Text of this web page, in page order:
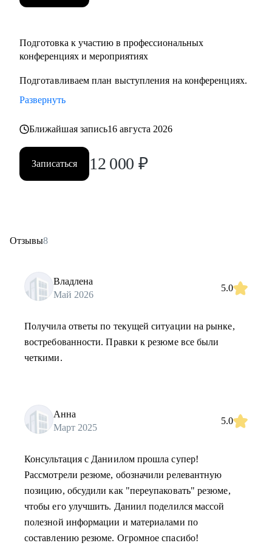
Подготовка к участию в профессиональных
конференциях и мероприятиях
Подготавливаем план выступления на конференциях.
Развернуть
Ближайшая запись16 августа 2026
Записаться 12 000 ₽
Отзывы8
Владлена
Май 2026
5.0
Получила ответы по текущей ситуации на рынке,
востребованности. Правки к резюме все были
четкими.
Анна
Март 2025
5.0
Консультация с Даниилом прошла супер!
Рассмотрели резюме, обозначили релевантную
позицию, обсудили как "переупаковать" резюме,
чтобы его улучшить. Даниил поделился массой
полезной информации и материалами по
составлению резюме. Огромное спасибо!